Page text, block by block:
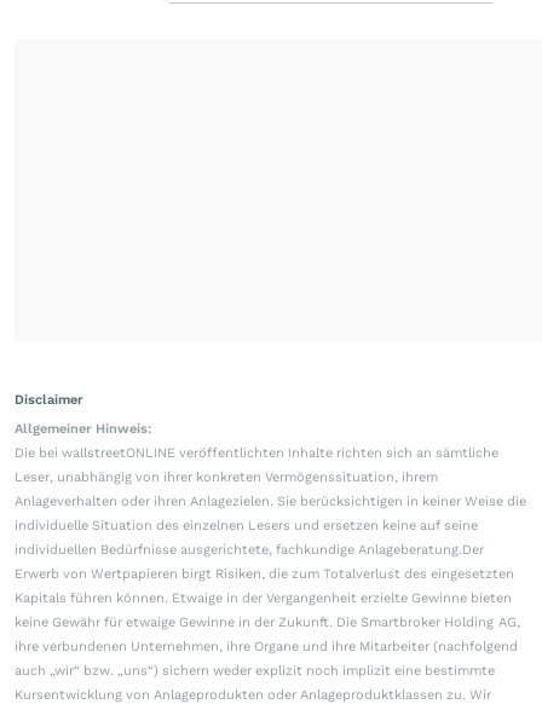
Disclaimer
Allgemeiner Hinweis:
Die bei wallstreetONLINE veröffentlichten Inhalte richten sich an sämtliche
Leser, unabhängig von ihrer konkreten Vermögenssituation, ihrem
Anlageverhalten oder ihren Anlagezielen. Sie berücksichtigen in keiner Weise die
individuelle Situation des einzelnen Lesers und ersetzen keine auf seine
individuellen Bedürfnisse ausgerichtete, fachkundige Anlageberatung.Der
Erwerb von Wertpapieren birgt Risiken, die zum Totalverlust des eingesetzten
Kapitals führen können. Etwaige in der Vergangenheit erzielte Gewinne bieten
keine Gewähr für etwaige Gewinne in der Zukunft. Die Smartbroker Holding AG,
ihre verbundenen Unternehmen, ihre Organe und ihre Mitarbeiter (nachfolgend
auch „wir“ bzw. „uns“) sichern weder explizit noch implizit eine bestimmte
Kursentwicklung von Anlageprodukten oder Anlageproduktklassen zu. Wir